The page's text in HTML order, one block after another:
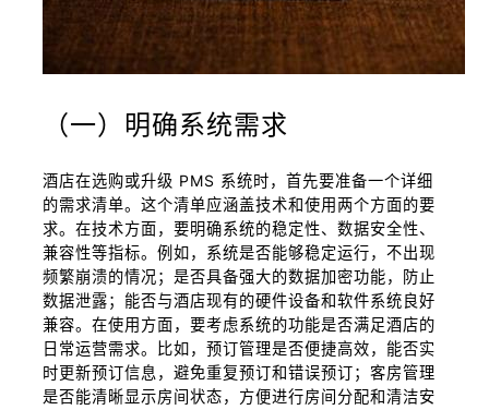
（一）明确系统需求
酒店在选购或升级 PMS 系统时，首先要准备一个详细
的需求清单。这个清单应涵盖技术和使用两个方面的要
求。在技术方面，要明确系统的稳定性、数据安全性、
兼容性等指标。例如，系统是否能够稳定运行，不出现
频繁崩溃的情况；是否具备强大的数据加密功能，防止
数据泄露；能否与酒店现有的硬件设备和软件系统良好
兼容。在使用方面，要考虑系统的功能是否满足酒店的
日常运营需求。比如，预订管理是否便捷高效，能否实
时更新预订信息，避免重复预订和错误预订；客房管理
是否能清晰显示房间状态，方便进行房间分配和清洁安